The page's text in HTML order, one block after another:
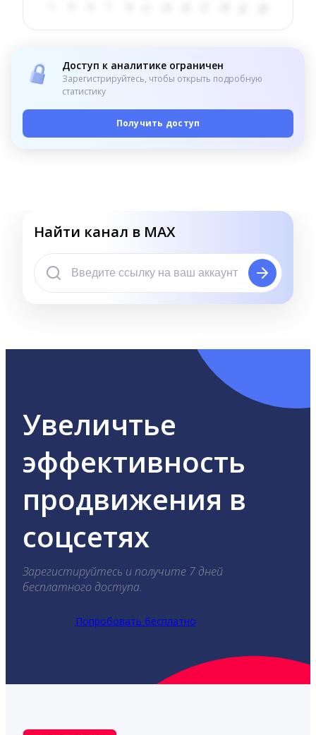
Доступ к аналитике ограничен
Зарегистрируйтесь, чтобы открыть подробную
статистику
Получить доступ
Найти канал в MAX
Увеличтье
эффективность
продвижения в
соцсетях
Зарегистируйтесь и получите 7 дней
бесплатного доступа.
Попробовать бесплатно